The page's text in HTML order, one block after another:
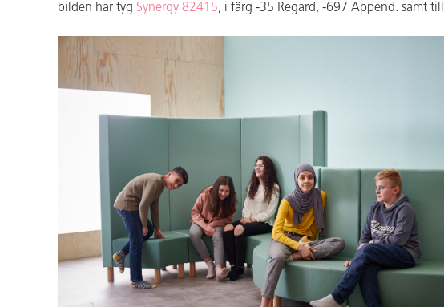
bilden har tyg Synergy 82415, i färg -35 Regard, -697 Append. samt